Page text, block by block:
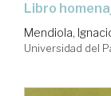
libro
Mendiola,
Universidad del